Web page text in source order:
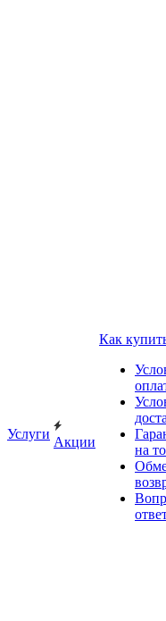
Услуги
Акции
Как
на